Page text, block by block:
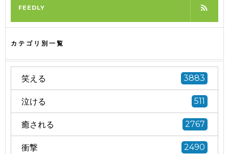
FEEDLY
カテゴリ別一覧
笑える 3883
泣ける 511
癒される 2767
衝撃 2490